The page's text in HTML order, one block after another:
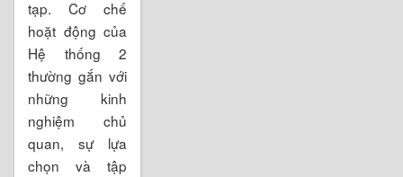
tạp. Cơ chế
hoặt động của
Hệ thống 2
thường gắn với
những kinh
nghiệm chủ
quan, sự lựa
chọn và tập